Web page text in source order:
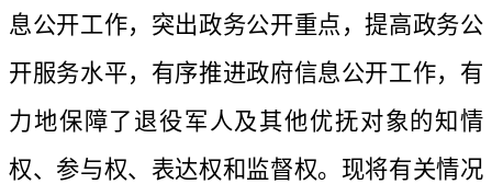
息公开工作，突出政务公开重点，提高政务公
开服务水平，有序推进政府信息公开工作，有
力地保障了退役军人及其他优抚对象的知情
权、参与权、表达权和监督权。现将有关情况